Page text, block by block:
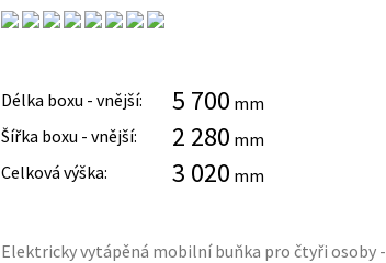
Délka boxu - vnější: 5 700 mm
Šířka boxu - vnější:
2 280 mm
Celková výška:
3 020 mm
Elektricky vytápěná mobilní buňka pro čtyři osoby